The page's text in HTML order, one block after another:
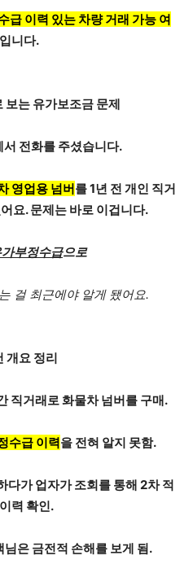
급 이력 있는 차량 거래 가능 여
니다.
보는 유가보조금 문제
서 전화를 주셨습니다.
영업용 넘버를 1년 전 개인 직거
요. 문제는 바로 이겁니다.
가부정수급으로
걸 최근에야 알게 됐어요.
개요 정리
직거래로 화물차 넘버를 구매.
수급 이력을 전혀 알지 못함.
다가 업자가 조회를 통해 2차 적
력 확인.
은 금전적 손해를 보게 됨.